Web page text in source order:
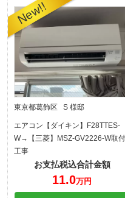
東京都葛飾区 S 様邸
エアコン【ダイキン】F28TTES-
W→【三菱】MSZ-GV2226-W取付
工事
お支払税込合計金額
11.0万円